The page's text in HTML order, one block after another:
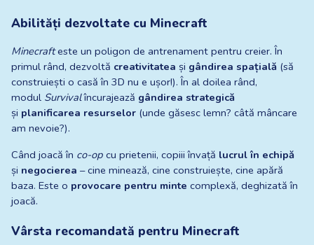
Abilități dezvoltate cu Minecraft
Minecraft este un poligon de antrenament pentru creier. În
primul rând, dezvoltă creativitatea și gândirea spațială (să
construiești o casă în 3D nu e ușor!). În al doilea rând,
modul Survival încurajează gândirea strategică
și planificarea resurselor (unde găsesc lemn? câtă mâncare
am nevoie?).
Când joacă în co-op cu prietenii, copiii învață lucrul în echipă
și negocierea – cine minează, cine construiește, cine apără
baza. Este o provocare pentru minte complexă, deghizată în
joacă.
Vârsta recomandată pentru Minecraft